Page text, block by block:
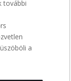
további
a